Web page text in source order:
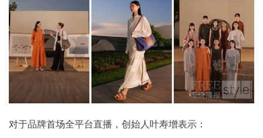
对于品牌首场全平台直播，创始人叶寿增表示：